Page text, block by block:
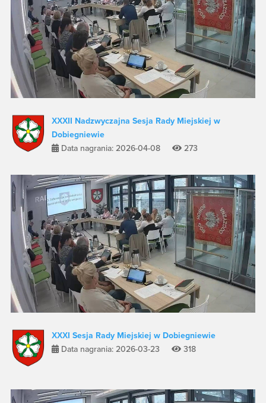
XXXII Nadzwyczajna Sesja Rady Miejskiej w
Dobiegniewie
Data nagrania: 2026-04-08
273
XXXI Sesja Rady Miejskiej w Dobiegniewie
Data nagrania: 2026-03-23
318